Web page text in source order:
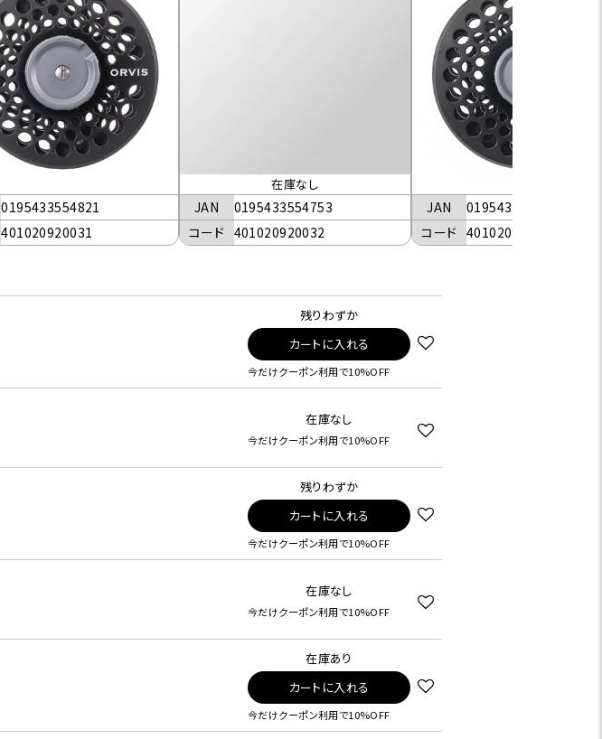
0195433554821
401020920031
在庫なし
JAN
0195433554753
コード 401020920032
JAN
0195433554852
コード 401020920041
残りわずか
カートに入れる
今だけクーポン利用で10%OFF
在庫なし
今だけクーポン利用で10%OFF
残りわずか
カートに入れる
今だけクーポン利用で10%OFF
在庫なし
今だけクーポン利用で10%OFF
在庫あり
カートに入れる
今だけクーポン利用で10%OFF